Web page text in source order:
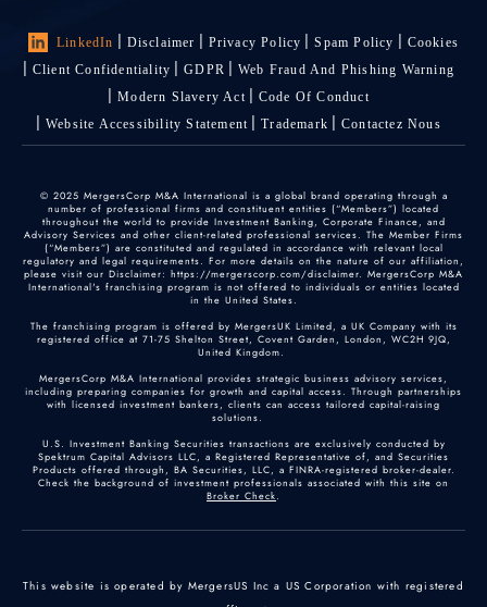
LinkedIn Disclaimer Privacy Policy Spam Policy
Cookies
Client Confidentiality
GDPR
Web Fraud And Phishing Warning
Modern Slavery Act
Code Of Conduct
Website Accessibility Statement
Trademark Contactez Nous
© 2025 MergersCorp M&A International is a global brand operating through a
number of professional firms and constituent entities (“Members”) located
throughout the world to provide Investment Banking, Corporate Finance, and
Advisory Services and other client-related professional services. The Member Firms
(“Members”) are constituted and regulated in accordance with relevant local
regulatory and legal requirements. For more details on the nature of our affiliation,
please visit our Disclaimer: https://mergerscorp.com/disclaimer. MergersCorp M&A
International's franchising program is not offered to individuals or entities located
in the United States.
The franchising program is offered by MergersUK Limited, a UK Company with its
registered office at 71-75 Shelton Street, Covent Garden, London, WC2H 9JQ,
United Kingdom.
MergersCorp M&A International provides strategic business advisory services,
including preparing companies for growth and capital access. Through partnerships
with licensed investment bankers, clients can access tailored capital-raising
solutions.
U.S. Investment Banking Securities transactions are exclusively conducted by
Spektrum Capital Advisors LLC, a Registered Representative of, and Securities
Products offered through, BA Securities, LLC, a FINRA-registered broker-dealer.
Check the background of investment professionals associated with this site on
Broker Check.
This website is operated by MergersUS Inc a US Corporation with registered